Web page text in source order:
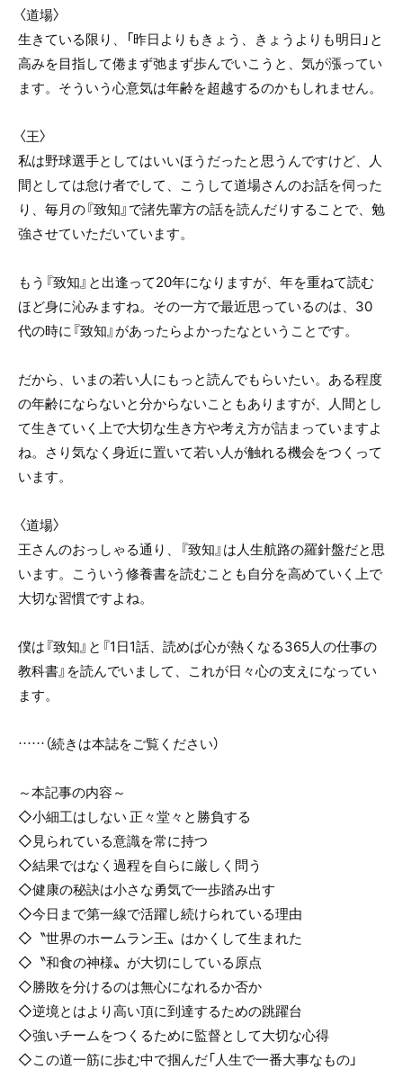
〈道場〉
生きている限り、「昨日よりもきょう、きょうよりも明日」と
高みを目指して倦まず弛まず歩んでいこうと、気が漲ってい
ます。そういう心意気は年齢を超越するのかもしれません。
〈王〉
私は野球選手としてはいいほうだったと思うんですけど、人
間としては怠け者でして、こうして道場さんのお話を伺った
り、毎月の『致知』で諸先輩方の話を読んだりすることで、勉
強させていただいています。
もう『致知』と出逢って20年になりますが、年を重ねて読む
ほど身に沁みますね。その一方で最近思っているのは、30
代の時に『致知』があったらよかったなということです。
だから、いまの若い人にもっと読んでもらいたい。ある程度
の年齢にならないと分からないこともありますが、人間とし
て生きていく上で大切な生き方や考え方が詰まっていますよ
ね。さり気なく身近に置いて若い人が触れる機会をつくって
います。
〈道場〉
王さんのおっしゃる通り、『致知』は人生航路の羅針盤だと思
います。こういう修養書を読むことも自分を高めていく上で
大切な習慣ですよね。
僕は『致知』と『1日1話、読めば心が熱くなる365人の仕事の
教科書』を読んでいまして、これが日々心の支えになってい
ます。
……（続きは本誌をご覧ください）
～本記事の内容～
◇小細工はしない 正々堂々と勝負する
◇見られている意識を常に持つ
◇結果ではなく過程を自らに厳しく問う
◇健康の秘訣は小さな勇気で一歩踏み出す
◇今日まで第一線で活躍し続けられている理由
◇〝世界のホームラン王〟はかくして生まれた
◇〝和食の神様〟が大切にしている原点
◇勝敗を分けるのは無心になれるか否か
◇逆境とはより高い頂に到達するための跳躍台
◇強いチームをつくるために監督として大切な心得
◇この道一筋に歩む中で掴んだ「人生で一番大事なもの」